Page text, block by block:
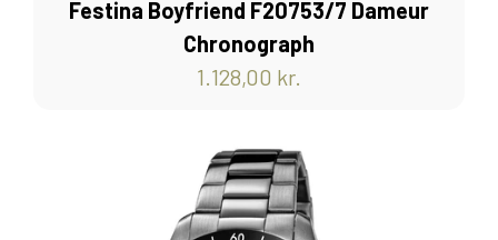
Festina Boyfriend F20753/7 Dameur
Chronograph
1.128,00 kr.